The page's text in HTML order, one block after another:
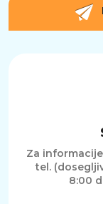
Za
tel.
8:00